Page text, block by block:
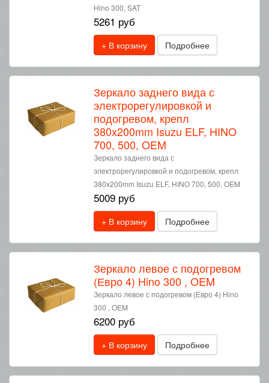
Hino 300, SAT
5261 руб
+ В корзину Подробнее
Зеркало заднего вида с
электрорегулировкой и
подогревом, крепл
380x200mm Isuzu ELF, HINO
700, 500, OEM
Зеркало заднего вида с
электрорегулировкой и подогревом, крепл
380x200mm Isuzu ELF, HINO 700, 500, OEM
5009 руб
+ В корзину Подробнее
Зеркало левое с подогревом
(Евро 4) Hino 300 , OEM
Зеркало левое с подогревом (Евро 4) Hino
300 , OEM
6200 руб
+ В корзину Подробнее